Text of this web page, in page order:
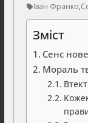
Іван Франко,
Зміст
Сенс
Мораль